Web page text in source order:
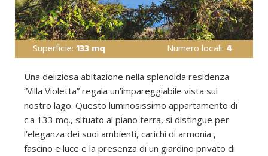
Superficie:133 mq Numero locali: 4
Una deliziosa abitazione nella splendida residenza
“Villa Violetta” regala un’impareggiabile vista sul
nostro lago. Questo luminosissimo appartamento di
c.a 133 mq., situato al piano terra, si distingue per
l’eleganza dei suoi ambienti, carichi di armonia ,
fascino e luce e la presenza di un giardino privato di